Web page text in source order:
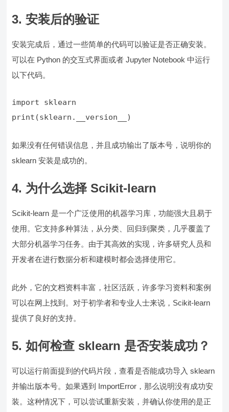
3. 安装后的验证
安装完成后，通过一些简单的代码可以验证是否正确安装。
可以在 Python 的交互式界面或者 Jupyter Notebook 中运行
以下代码。
print(sklearn.__version__)
如果没有任何错误信息，并且成功输出了版本号，说明你的
sklearn 安装是成功的。
4. 为什么选择 Scikit-learn
Scikit-learn 是一个广泛使用的机器学习库，功能强大且易于
使用。它支持多种算法，从分类、回归到聚类，几乎覆盖了
大部分机器学习任务。由于其高效的实现，许多研究人员和
开发者在进行数据分析和建模时都会选择使用它。
此外，它的文档资料丰富，社区活跃，许多学习资料和案例
可以在网上找到。对于初学者和专业人士来说，Scikit-learn
提供了良好的支持。
5.如何检查 sklearn 是否安装成功？
可以运行前面提到的代码片段，查看是否能成功导入 sklearn
并输出版本号。如果遇到 ImportError，那么说明没有成功安
装。这种情况下，可以尝试重新安装，并确认你使用的是正